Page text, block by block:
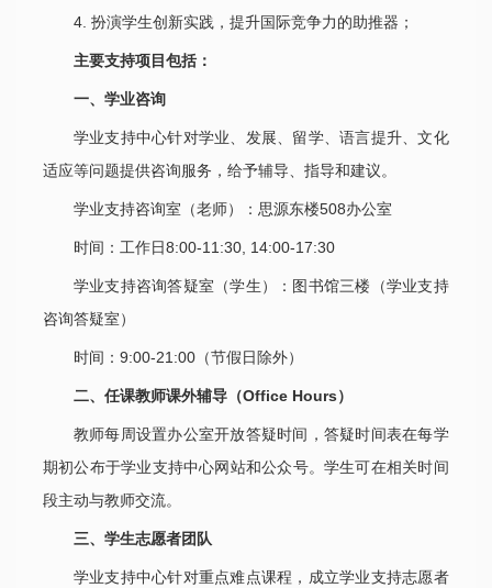
4. 扮演学生创新实践，提升国际竞争力的助推器；
主要支持项目包括：
一、学业咨询
学业支持中心针对学业、发展、留学、语言提升、文化
适应等问题提供咨询服务，给予辅导、指导和建议。
学业支持咨询室（老师）：思源东楼508办公室
时间：工作日8:00-11:30, 14:00-17:30
学业支持咨询答疑室（学生）：图书馆三楼（学业支持
咨询答疑室）
时间：9:00-21:00（节假日除外）
二、任课教师课外辅导（Office Hours）
教师每周设置办公室开放答疑时间，答疑时间表在每学
期初公布于学业支持中心网站和公众号。学生可在相关时间
段主动与教师交流。
三、学生志愿者团队
学业支持中心针对重点难点课程，成立学业支持志愿者